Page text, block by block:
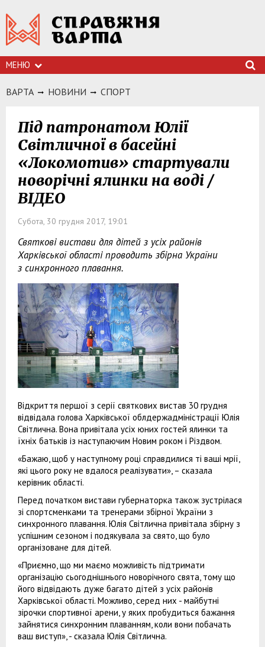
МЕНЮ
ВАРТА НОВИНИ СПОРТ
Під патронатом Юлії
Світличної в басейні
«Локомотив» стартували
новорічні ялинки на воді /
ВІДЕО
Субота, 30 грудня 2017, 19:01
Святкові вистави для дітей з усіх районів
Харківської області проводить збірна України
з синхронного плавання.
Відкриття першої з серії святкових вистав 30 грудня
відвідала голова Харківської облдержадміністрації Юлія
Світлична. Вона привітала усіх юних гостей ялинки та
їхніх батьків із наступаючим Новим роком і Різдвом.
«Бажаю, щоб у наступному році справдилися ті ваші мрії,
які цього року не вдалося реалізувати», – сказала
керівник області.
Перед початком вистави губернаторка також зустрілася
зі спортсменками та тренерами збірної України з
синхронного плавання. Юлія Світлична привітала збірну з
успішним сезоном і подякувала за свято, що було
організоване для дітей.
«Приємно, що ми маємо можливість підтримати
організацію сьогоднішнього новорічного свята, тому що
його відвідають дуже багато дітей з усіх районів
Харківської області. Можливо, серед них - майбутні
зірочки спортивної арени, у яких пробудиться бажання
зайнятися синхронним плаванням, коли вони побачать
ваш виступ», - сказала Юлія Світлична.